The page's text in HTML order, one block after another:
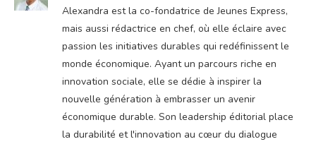
Alexandra est la co-fondatrice de Jeunes Express,
mais aussi rédactrice en chef, où elle éclaire avec
passion les initiatives durables qui redéfinissent le
monde économique. Ayant un parcours riche en
innovation sociale, elle se dédie à inspirer la
nouvelle génération à embrasser un avenir
économique durable. Son leadership éditorial place
la durabilité et l'innovation au cœur du dialogue